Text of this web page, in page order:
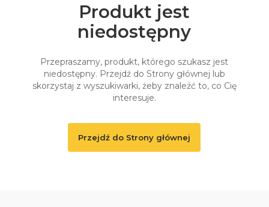
Produkt jest
niedostępny
Przepraszamy, produkt, którego szukasz jest
niedostępny. Przejdź do Strony głównej lub
skorzystaj z wyszukiwarki, żeby znaleźć to, co Cię
interesuje.
Przejdź do Strony głównej